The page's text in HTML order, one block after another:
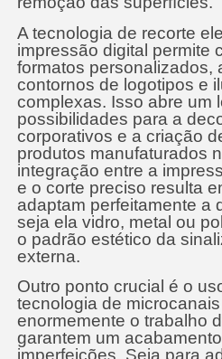
A tecnologia de recorte
impressão digital permite
formatos personalizados,
contornos de logotipos e
complexas. Isso abre um
possibilidades para a
corporativos e a criação
produtos manufaturados
integração entre a
e o corte preciso resulta
adaptam perfeitamente a
seja ela vidro, metal ou
o padrão estético da
externa.
Outro ponto crucial é o
tecnologia de
enormemente o trabalho
garantem um
imperfeições. Seja para